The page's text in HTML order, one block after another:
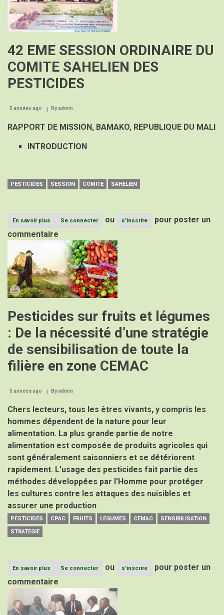
dans
la
Convention
de
Article
compilé
par
B.B.
Bouato
42 EME SESSION ORDINAIRE DU
COMITE SAHELIEN DES
PESTICIDES
5 années ago Byadmin
RAPPORT DE MISSION, BAMAKO, REPUBLIQUE DU MALI
INTRODUCTION
PESTICIDES SESSION COMITE SAHELIEN
En savoir plus
42
EME
SESSION
ORDINAIRE
COMITE
SAHELIEN
DES
PESTICIDES
Se connecter ou s'inscrire
pour poster un
commentaire
Pesticides sur fruits et légumes
: De la nécessité d’une stratégie
de sensibilisation de toute la
filière en zone CEMAC
5 années ago Byadmin
Chers lecteurs, tous les êtres vivants, y compris les
hommes dépendent de la nature pour leur
alimentation. La plus grande partie de notre
alimentation est composée de produits agricoles qui
sont généralement saisonniers et se détériorent
rapidement. L’usage des pesticides fait partie des
méthodes développées par l’Homme pour protéger
les cultures contre les attaques des nuisibles et
assurer une production
PESTICIDES CPAC FRUITS LEGUMES CEMAC
SENSIBILISATION
STRATEGIE
En savoir plus
Pesticides
sur
fruits
et
légumes
Se connecter ou s'inscrire
pour poster un
commentaire
Image